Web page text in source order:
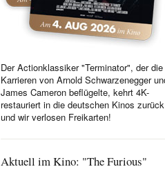
Der Actionklassiker "Terminator", der die
Karrieren von Arnold Schwarzenegger
James Cameron beflügelte, kehrt 4K-
restauriert in die deutschen Kinos zurück
und wir verlosen Freikarten!
Aktuell im Kino: "The Furious"